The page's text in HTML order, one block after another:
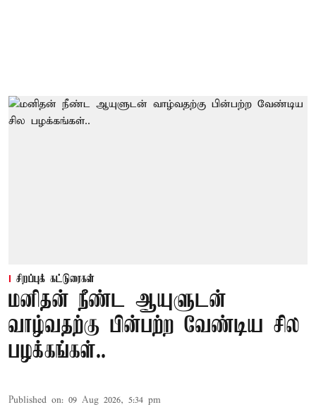
சிறப்புக் கட்டுரைகள்
மனிதன் நீண்ட ஆயுளுடன்
வாழ்வதற்கு பின்பற்ற வேண்டிய சில
பழக்கங்கள்..
Published on: 09 Aug 2026, 5:34 pm